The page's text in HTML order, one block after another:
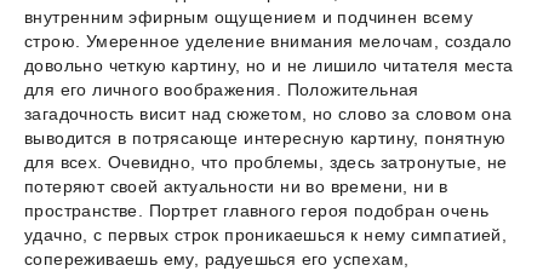
внутренним эфирным ощущением и подчинен всему
строю. Умеренное уделение внимания мелочам, создало
довольно четкую картину, но и не лишило читателя места
для его личного воображения. Положительная
загадочность висит над сюжетом, но слово за словом она
выводится в потрясающе интересную картину, понятную
для всех. Очевидно, что проблемы, здесь затронутые, не
потеряют своей актуальности ни во времени, ни в
пространстве. Портрет главного героя подобран очень
удачно, с первых строк проникаешься к нему симпатией,
сопереживаешь ему, радуешься его успехам,